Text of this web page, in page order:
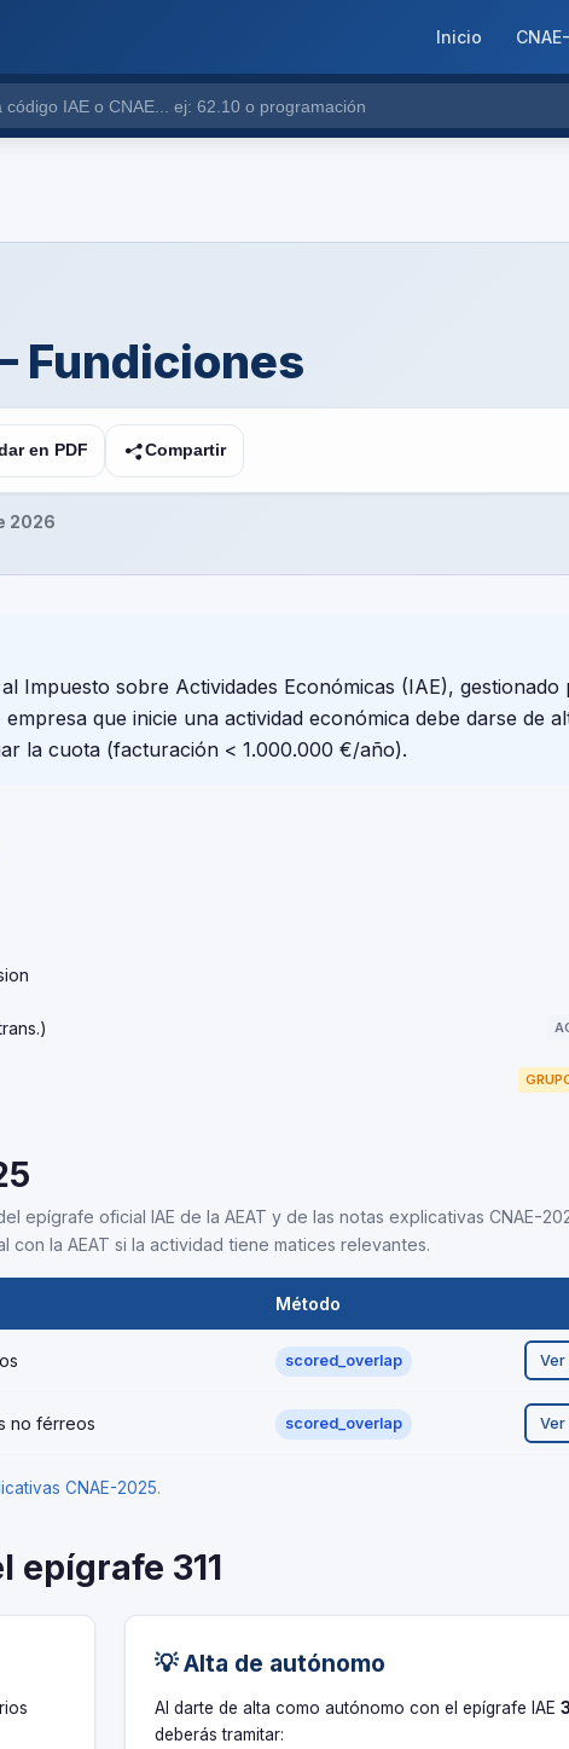
Inicio
Fundiciones
en PDF Compartir
2026
Impuesto sobre Actividades Económicas (IAE), gestionado
que inicie una actividad económica debe darse de
la cuota (facturación < 1.000.000 €/año).
epígrafe oficial IAE de la AEAT y de las notas explicativas CNAE-
la AEAT si la actividad tiene matices relevantes.
Método
scored_overlap
no férreos scored_overlap
CNAE-2025.
epígrafe 311
💡 Alta de autónomo
Al darte de alta como autónomo con el epígrafe IAE
deberás tramitar: